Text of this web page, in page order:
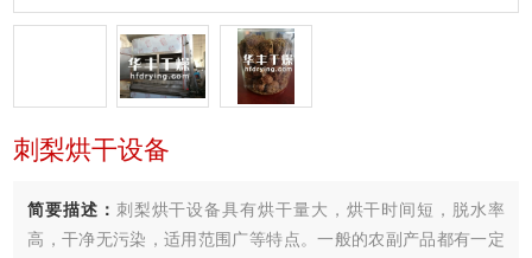
刺梨烘干设备
简要描述： 刺梨烘干设备具有烘干量大，烘干时间短，脱水率
高，干净无污染，适用范围广等特点。一般的农副产品都有一定